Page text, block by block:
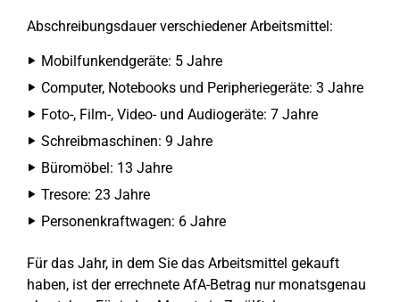
Abschreibungsdauer verschiedener Arbeitsmittel:
Mobilfunkendgeräte: 5 Jahre
Computer, Notebooks und Peripheriegeräte: 3 Jahre
Foto-, Film-, Video- und Audiogeräte: 7 Jahre
Schreibmaschinen: 9 Jahre
Büromöbel: 13 Jahre
Tresore: 23 Jahre
Personenkraftwagen: 6 Jahre
Für das Jahr, in dem Sie das Arbeitsmittel gekauft
haben, ist der errechnete AfA-Betrag nur monatsgenau